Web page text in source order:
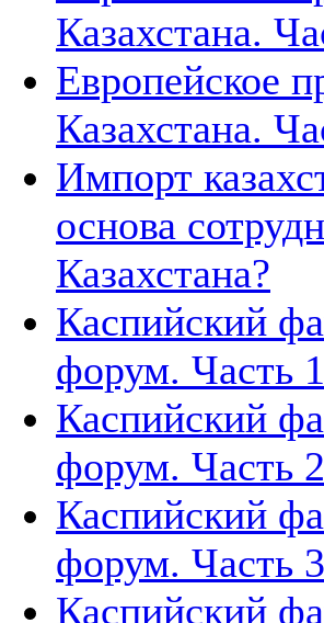
Казахстана.
Европейское
Казахстана.
Импорт
основа
Казахстана?
Каспийский
форум. Часть
Каспийский
форум. Часть
Каспийский
форум. Часть
Каспийский